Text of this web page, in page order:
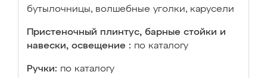
бутылочницы, волшебные уголки, карусели
Пристеночный плинтус, барные стойки и
навески, освещение : по каталогу
Ручки: по каталогу